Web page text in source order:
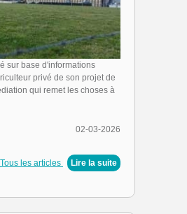
sur base d'informations
privé de son projet de
qui remet les choses à
02-03-2026
Tous les articles Lire la suite